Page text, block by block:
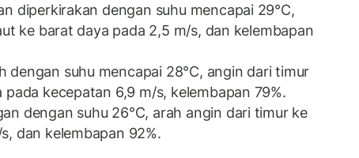
diperkirakan dengan suhu mencapai 29°C,
ke barat daya pada 2,5 m/s, dan kelembapan
dengan suhu mencapai 28°C, angin dari timur
pada kecepatan 6,9 m/s, kelembapan 79%.
dengan suhu 26°C, arah angin dari timur ke
dan kelembapan 92%.